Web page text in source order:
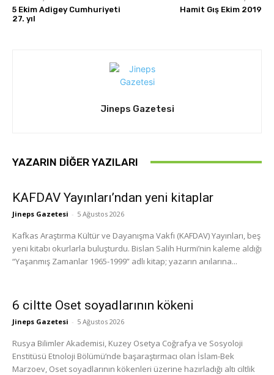
5 Ekim Adigey Cumhuriyeti
27. yıl
Hamit Gış Ekim 2019
Jineps Gazetesi
YAZARIN DIĞER YAZILARI
KAFDAV Yayınları’ndan yeni kitaplar
Jineps Gazetesi - 5 Ağustos 2026
Kafkas Araştırma Kültür ve Dayanışma Vakfı (KAFDAV) Yayınları, beş
yeni kitabı okurlarla buluşturdu. Bislan Salih Hurmi’nin kaleme aldığı
“Yaşanmış Zamanlar 1965-1999” adlı kitap; yazarın anılarına...
6 ciltte Oset soyadlarının kökeni
Jineps Gazetesi - 5 Ağustos 2026
Rusya Bilimler Akademisi, Kuzey Osetya Coğrafya ve Sosyoloji
Enstitüsü Etnoloji Bölümü’nde başaraştırmacı olan İslam-Bek
Marzoev, Oset soyadlarının kökenleri üzerine hazırladığı altı ciltlik